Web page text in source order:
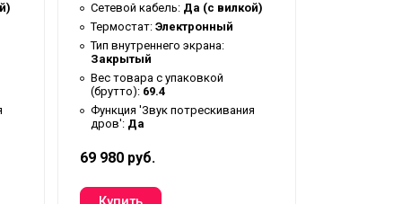
Сетевой кабель: Да (с вилкой)
Термостат: Электронный
Тип внутреннего экрана:
Закрытый
Вес товара с упаковкой
(брутто): 69.4
Функция 'Звук потрескивания
дров': Да
69 980 руб.